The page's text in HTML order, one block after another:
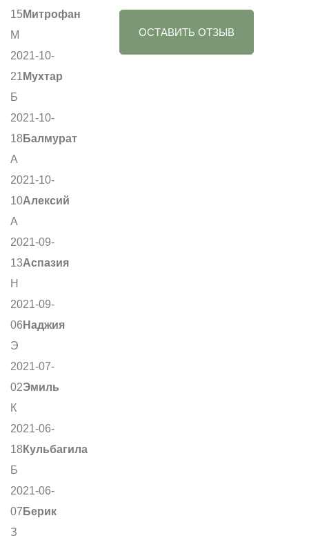
15 Митрофан
М
2021-10-
21 Мухтар
Б
2021-10-
18 Балмурат
А
2021-10-
10Алексий
А
2021-09-
13Аспазия
Н
2021-09-
06 Наджия
Э
2021-07-
02Эмиль
К
2021-06-
18 Кульбагила
Б
2021-06-
07 Берик
З
ОСТАВИТЬ ОТЗЫВ